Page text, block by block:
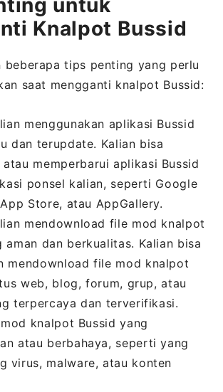
Knalpot Bussid
beberapa tips penting yang perlu
saat mengganti knalpot Bussid:
menggunakan aplikasi Bussid
dan terupdate. Kalian bisa
atau memperbarui aplikasi Bussid
ponsel kalian, seperti Google
Store, atau AppGallery.
mendownload file mod knalpot
aman dan berkualitas. Kalian bisa
mendownload file mod knalpot
web, blog, forum, grup, atau
terpercaya dan terverifikasi.
knalpot Bussid yang
atau berbahaya, seperti yang
virus, malware, atau konten